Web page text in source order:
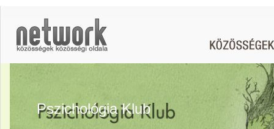
Pszichológia Klub